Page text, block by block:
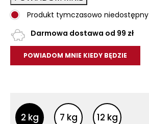
Produkt tymczasowo niedostępny
Darmowa dostawa od 99 zł
POWIADOM MNIE KIEDY BĘDZIE
Inne opakowania
2 kg 7 kg 12 kg
Inne opakowania